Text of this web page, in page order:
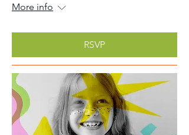
More info
RSVP